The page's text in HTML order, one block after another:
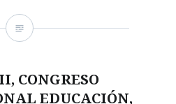
CONGRESO
EDUCACIÓN,